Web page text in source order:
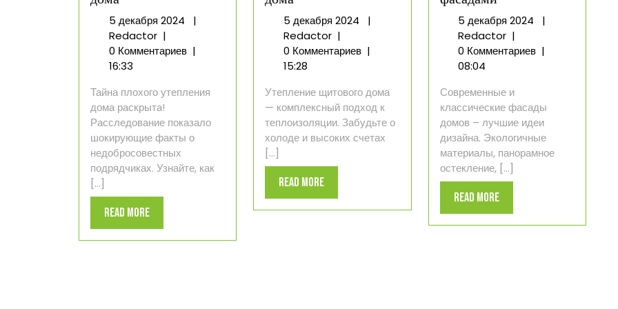
5 декабря 20245
2024
|
RedactorКто
утеплял
|
0 Комментариев |
16:33
Тайна плохого утепления
дома раскрыта!
Расследование показало
шокирующие факты о
недобросовестных
подрядчиках. Узнайте, как
[...]
Read MoreRead
More
5 декабря 2024
2024
|
RedactorУтепление
щитового
|
0 Комментариев |
15:28
Утепление щитового дома
— комплексный подход к
теплоизоляции. Забудьте о
холоде и высоких счетах
[...]
Read MoreRead
More
5 декабря 2024
2024
|
RedactorДизайн
домов
|
0 Комментариев |
08:04
Современные и
классические фасады
домов – лучшие идеи
дизайна. Экологичные
материалы, панорамное
остекление, [...]
Read MoreRead
More